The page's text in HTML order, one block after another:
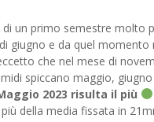
un primo semestre molto
giugno e da quel
che nel mese di
spiccano maggio,
2023 risulta il più
della media fissata in